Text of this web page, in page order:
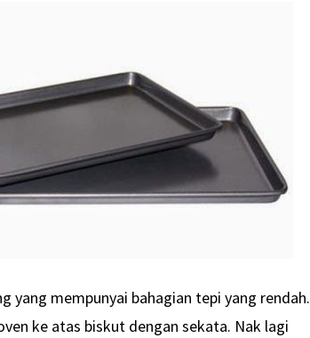
yang mempunyai bahagian tepi yang rendah.
ke atas biskut dengan sekata. Nak lagi